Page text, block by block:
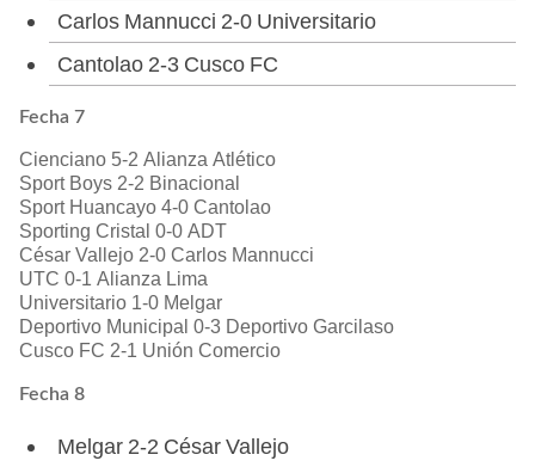
Carlos Mannucci 2-0 Universitario
Cantolao 2-3 Cusco FC
Fecha 7
Cienciano 5-2 Alianza Atlético
Sport Boys 2-2 Binacional
Sport Huancayo 4-0 Cantolao
Sporting Cristal 0-0 ADT
César Vallejo 2-0 Carlos Mannucci
UTC 0-1 Alianza Lima
Universitario 1-0 Melgar
Deportivo Municipal 0-3 Deportivo Garcilaso
Cusco FC 2-1 Unión Comercio
Fecha 8
Melgar 2-2 César Vallejo